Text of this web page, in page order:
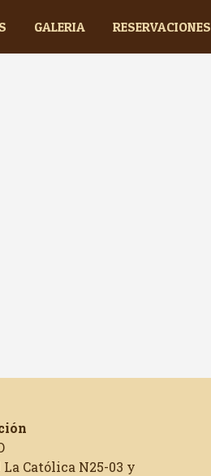
GALERIA RESERVACIONES
La Católica N25-03 y